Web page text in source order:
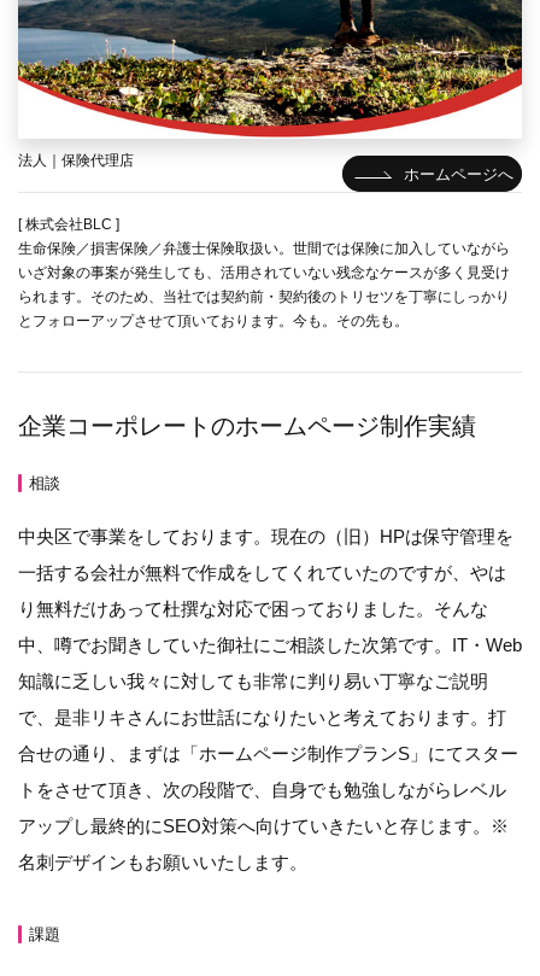
ホームページへ
法人｜保険代理店
[ 株式会社BLC ]
生命保険／損害保険／弁護士保険取扱い。世間では保険に加入していながら
いざ対象の事案が発生しても、活用されていない残念なケースが多く見受け
られます。そのため、当社では契約前・契約後のトリセツを丁寧にしっかり
とフォローアップさせて頂いております。今も。その先も。
企業コーポレートのホームページ制作実績
相談
中央区で事業をしております。現在の（旧）HPは保守管理を
一括する会社が無料で作成をしてくれていたのですが、やは
り無料だけあって杜撰な対応で困っておりました。そんな
中、噂でお聞きしていた御社にご相談した次第です。IT・Web
知識に乏しい我々に対しても非常に判り易い丁寧なご説明
で、是非リキさんにお世話になりたいと考えております。打
合せの通り、まずは「ホームページ制作プランS」にてスター
トをさせて頂き、次の段階で、自身でも勉強しながらレベル
アップし最終的にSEO対策へ向けていきたいと存じます。※
名刺デザインもお願いいたします。
課題